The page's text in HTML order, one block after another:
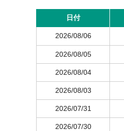
日付
2026/08/06
2026/08/05
2026/08/04
2026/08/03
2026/07/31
2026/07/30